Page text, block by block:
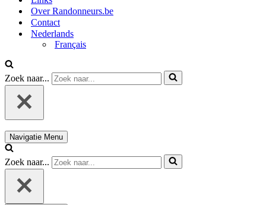
Over Randonneurs.be
Contact
Nederlands
Français
Zoek naar...
Navigatie Menu
Zoek naar...